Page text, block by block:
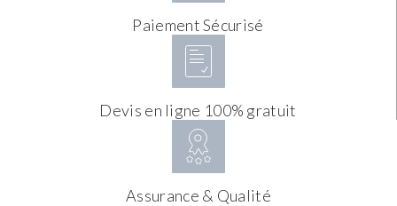
Paiement Sécurisé
Devis en ligne 100% gratuit
Assurance & Qualité